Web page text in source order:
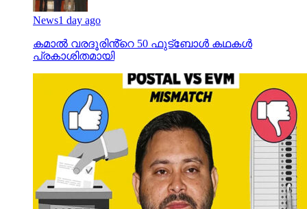
News1 day ago
കമാൽ വരദൂരിൻ്റെ 50 ഫുട്ബോൾ കഥകൾ
പ്രകാശിതമായി